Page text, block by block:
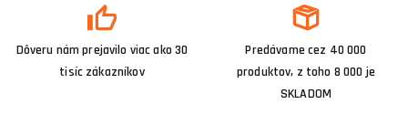
Dôveru nám prejavilo viac ako 30
tisíc zákazníkov
Predávame cez 40 000
produktov, z toho 8 000 je
SKLADOM